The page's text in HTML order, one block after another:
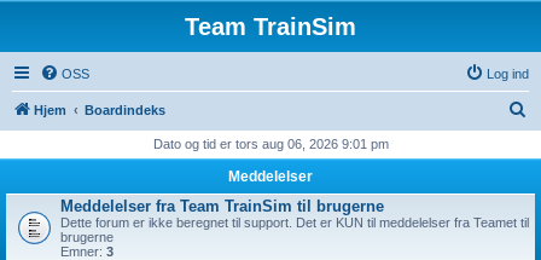
Team TrainSim
OSS Log ind
Hjem Boardindeks
Dato og tid er tors aug 06, 2026 9:01 pm
Meddelelser
Meddelelser fra Team TrainSim til brugerne
Dette forum er ikke beregnet til support. Det er KUN til meddelelser fra Teamet til
brugerne
Emner: 3